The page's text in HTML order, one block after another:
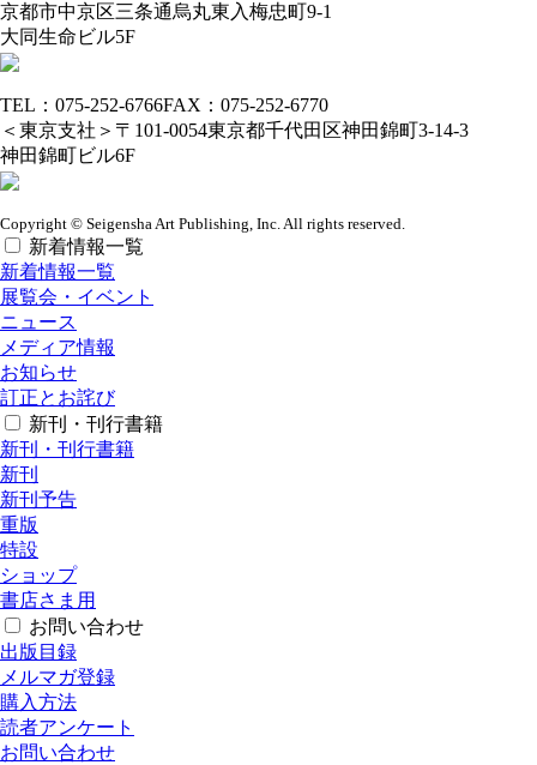
京都市中京区三条通烏丸東入梅忠町9-1
大同生命ビル5F
TEL：075-252-6766FAX：075-252-6770
＜東京支社＞ 〒101-0054東京都千代田区神田錦町3-14-3
神田錦町ビル6F
Copyright © Seigensha Art Publishing, Inc. All rights reserved.
新着情報一覧
新着情報一覧
展覧会・イベント
ニュース
メディア情報
お知らせ
訂正とお詫び
新刊・刊行書籍
新刊・刊行書籍
新刊
新刊予告
重版
特設
ショップ
書店さま用
お問い合わせ
出版目録
メルマガ登録
購入方法
読者アンケート
お問い合わせ